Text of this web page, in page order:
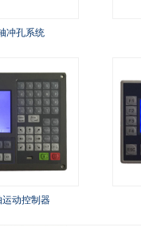
冲孔系统
运动控制器